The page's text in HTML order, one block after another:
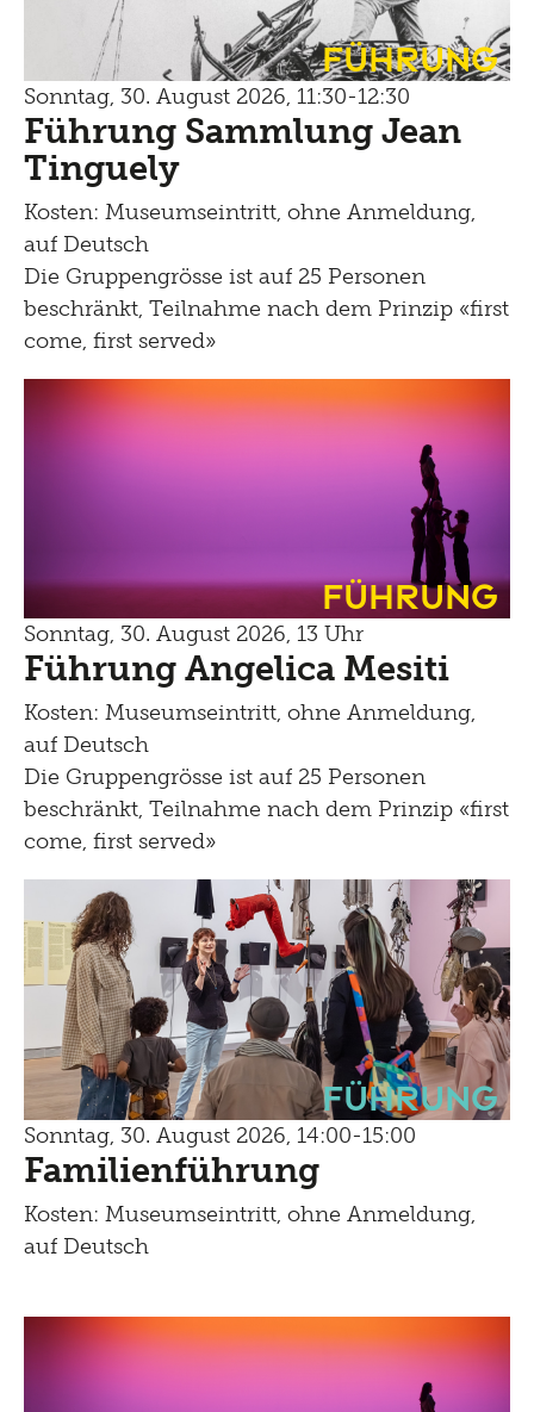
Führung
Sonntag, 30. August 2026, 11:30-12:30
Führung Sammlung Jean
Tinguely
Kosten: Museumseintritt, ohne Anmeldung,
auf Deutsch
Die Gruppengrösse ist auf 25 Personen
beschränkt, Teilnahme nach dem Prinzip «first
come, first served»
Führung
Sonntag, 30. August 2026, 13 Uhr
Führung Angelica Mesiti
Kosten: Museumseintritt, ohne Anmeldung,
auf Deutsch
Die Gruppengrösse ist auf 25 Personen
beschränkt, Teilnahme nach dem Prinzip «first
come, first served»
Führung
Sonntag, 30. August 2026, 14:00-15:00
Familienführung
Kosten: Museumseintritt, ohne Anmeldung,
auf Deutsch